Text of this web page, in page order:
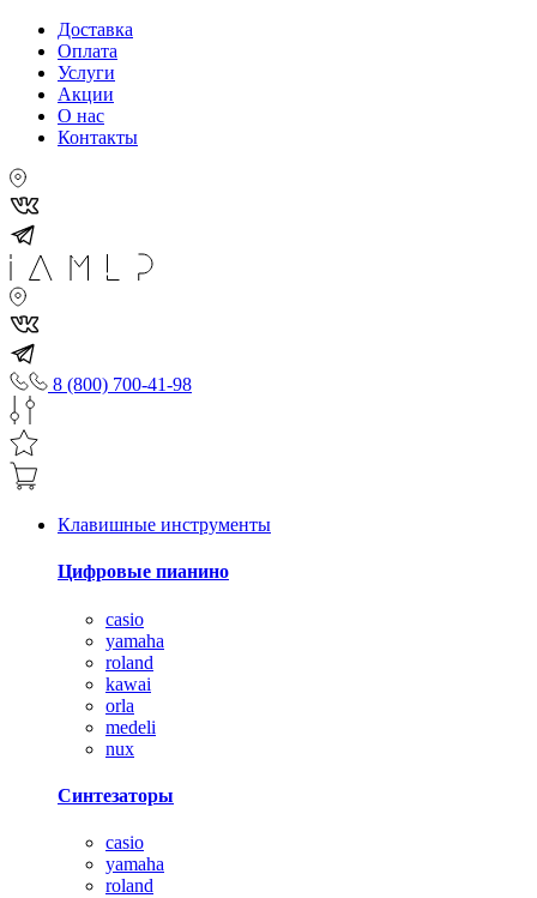
Доставка
Оплата
Услуги
Акции
О нас
Контакты
8 (800) 700-41-98
Клавишные инструменты
Цифровые пианино
casio
yamaha
roland
kawai
orla
medeli
nux
Синтезаторы
casio
yamaha
roland